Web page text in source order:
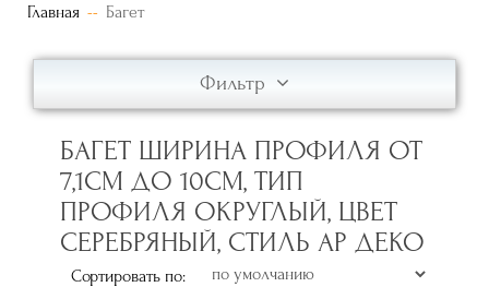
Главная Багет
Фильтр
БАГЕТ ШИРИНА ПРОФИЛЯ ОТ
7,1СМ ДО 10СМ, ТИП
ПРОФИЛЯ ОКРУГЛЫЙ, ЦВЕТ
СЕРЕБРЯНЫЙ, СТИЛЬ АР ДЕКО
Сортировать по: